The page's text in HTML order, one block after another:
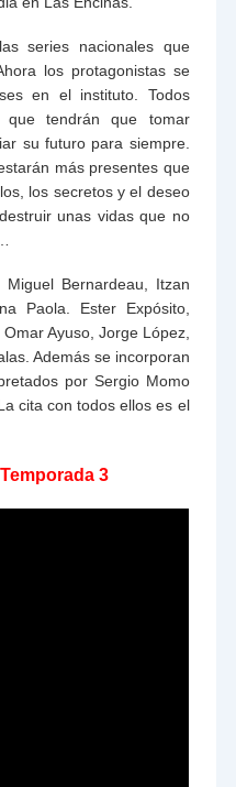
series nacionales que
los protagonistas se
en el instituto. Todos
tendrán que tomar
su futuro para siempre.
más presentes que
los secretos y el deseo
unas vidas que no
Bernardeau, Itzan
Paola. Ester Expósito,
Ayuso, Jorge López,
Además se incorporan
por Sergio Momo
cita con todos ellos es el
3